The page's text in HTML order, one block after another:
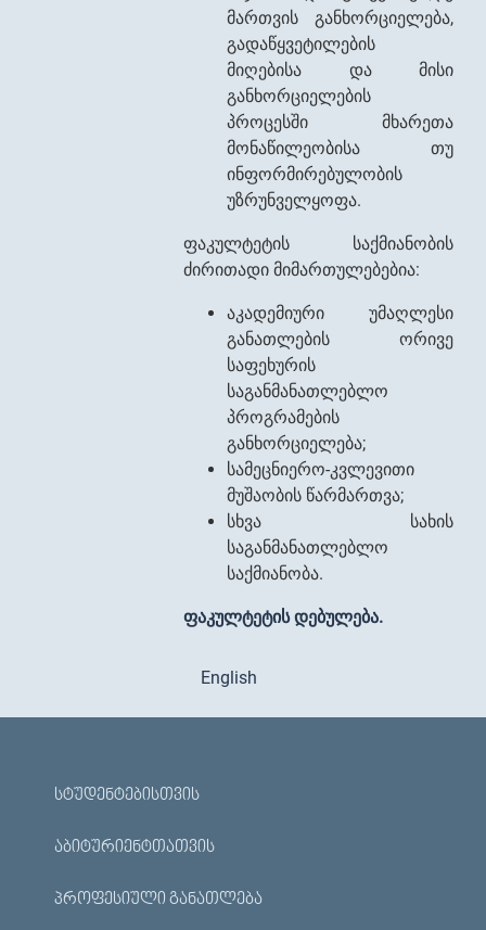
მართვის განხორციელება,
გადაწყვეტილების
მიღებისა და მისი
განხორციელების
პროცესში მხარეთა
მონაწილეობისა თუ
ინფორმირებულობის
უზრუნველყოფა.
ფაკულტეტის საქმიანობის
ძირითადი მიმართულებებია:
აკადემიური უმაღლესი
განათლების ორივე
საფეხურის
საგანმანათლებლო
პროგრამების
განხორციელება;
სამეცნიერო-კვლევითი
მუშაობის წარმართვა;
სხვა სახის
საგანმანათლებლო
საქმიანობა.
ფაკულტეტის დებულება.
English
ᲡᲢᲣᲓᲔᲜᲢᲔᲑᲘᲡᲗᲕᲘᲡ
ᲐᲑᲘᲢᲣᲠᲘᲔᲜᲢᲗᲐᲗᲕᲘᲡ
ᲞᲠᲝᲤᲔᲡᲘᲣᲚᲘ ᲒᲐᲜᲐᲗᲚᲔᲑᲐ